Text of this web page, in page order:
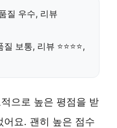
질 우수, 리뷰
보통, 리뷰 ⭐⭐⭐⭐,
으로 높은 평점을 받
어요. 괜히 높은 점수